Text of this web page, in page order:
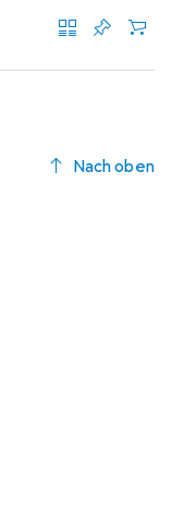
Nach oben